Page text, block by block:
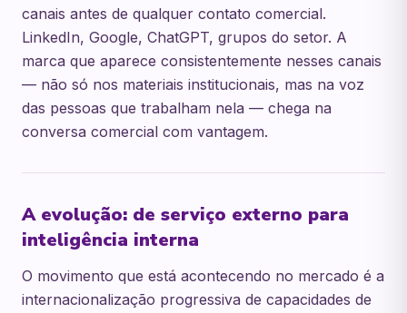
canais antes de qualquer contato comercial.
LinkedIn, Google, ChatGPT, grupos do setor. A
marca que aparece consistentemente nesses canais
— não só nos materiais institucionais, mas na voz
das pessoas que trabalham nela — chega na
conversa comercial com vantagem.
A evolução: de serviço externo para
inteligência interna
O movimento que está acontecendo no mercado é a
internacionalização progressiva de capacidades de